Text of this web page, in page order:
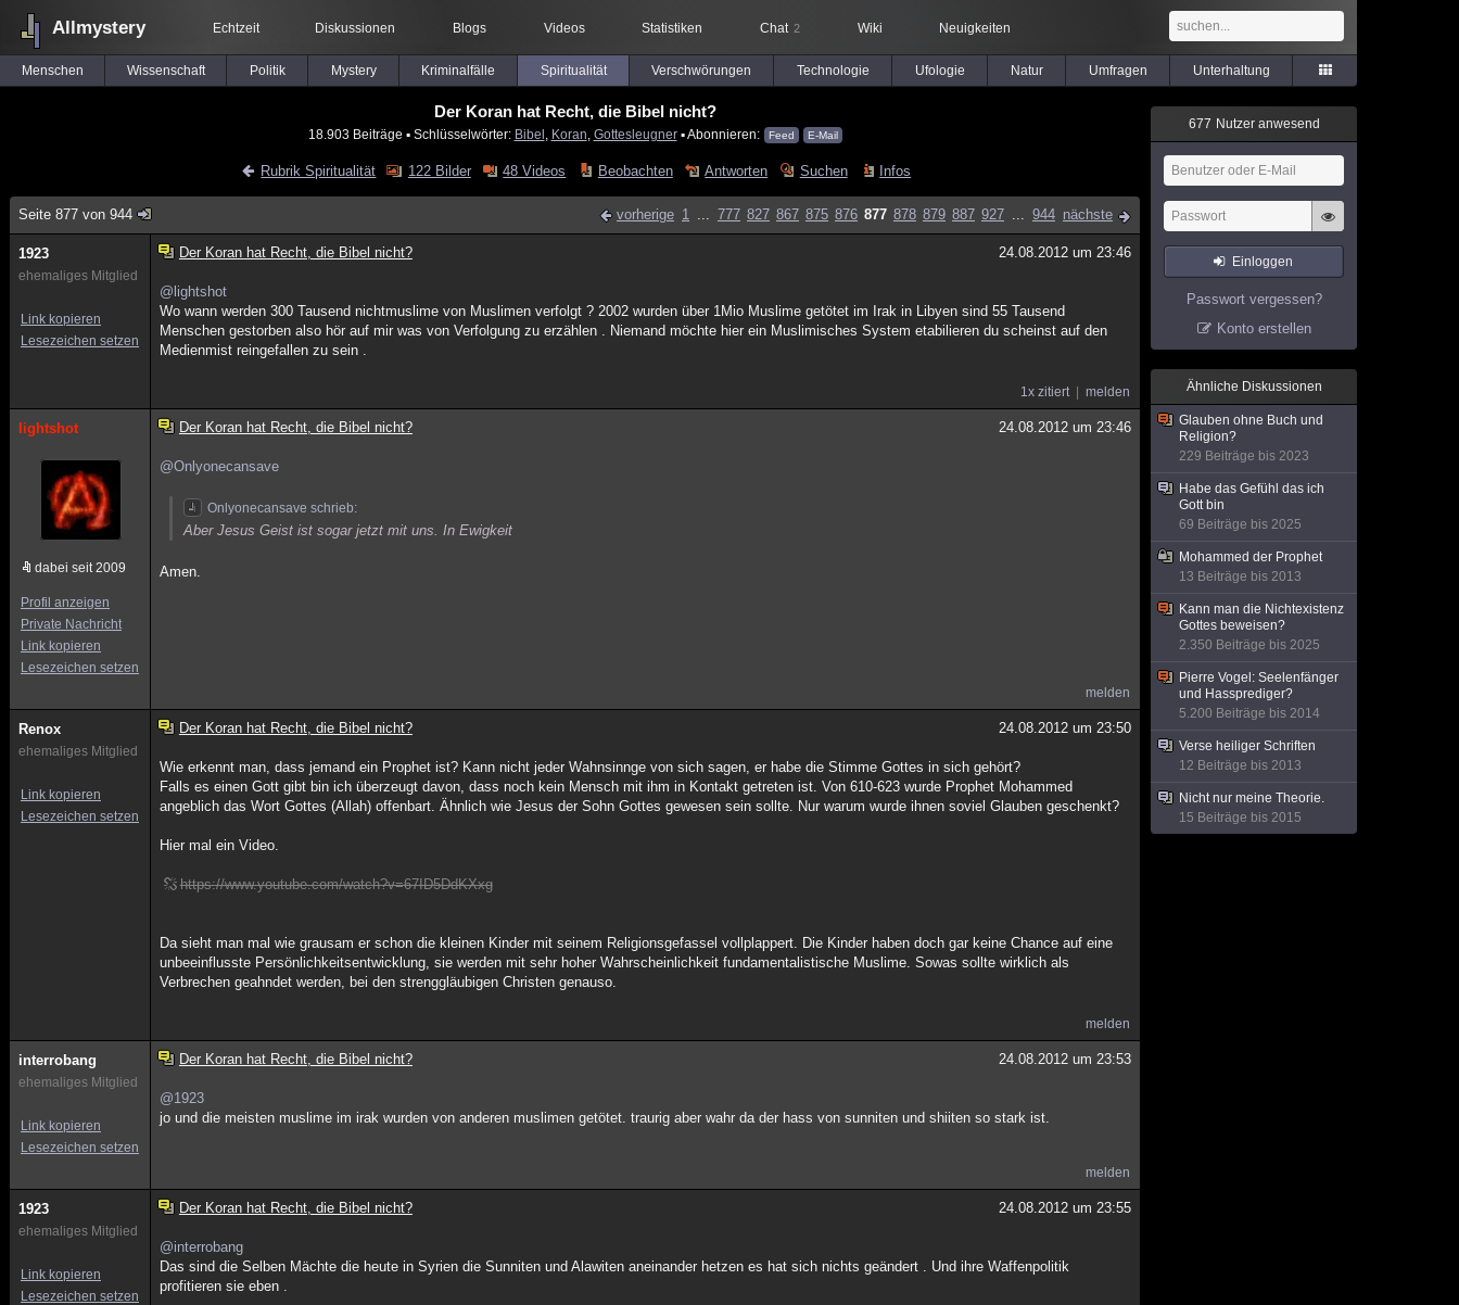
Allmystery Echtzeit Diskussionen Blogs Videos Statistiken Chat 2 Wiki Neuigkeiten
Menschen Wissenschaft Politik Mystery Kriminalfälle Spiritualität Verschwörungen Technologie Ufologie Natur Umfragen Unterhaltung
Der Koran hat Recht, die Bibel nicht?
18.903 Beiträge ▪ Schlüsselwörter: Bibel Koran Gottesleugner▪ Abonnieren: Feed E-Mail
Rubrik Spiritualität 122 Bilder 48 Videos Beobachten Antworten Suchen Infos
Seite 877 von 944 vorherige 1 ... 777 827 867 875 876 877 878 879 887 927 ... 944 nächste
1923
ehemaliges Mitglied
Link kopieren
Lesezeichen setzen
Der Koran hat Recht, die Bibel nicht? 24.08.2012 um 23:46
@lightshot
Wo wann werden 300 Tausend nichtmuslime von Muslimen verfolgt ? 2002 wurden über 1Mio Muslime getötet im Irak in Libyen sind 55 Tausend
Menschen gestorben also hör auf mir was von Verfolgung zu erzählen . Niemand möchte hier ein Muslimisches System etabilieren du scheinst auf den
Medienmist reingefallen zu sein .
1x zitiert melden
lightshot
dabei seit 2009
Profil anzeigen
Private Nachricht
Link kopieren
Lesezeichen setzen
Der Koran hat Recht, die Bibel nicht? 24.08.2012 um 23:46
@Onlyonecansave
Onlyonecansave schrieb:
Aber Jesus Geist ist sogar jetzt mit uns. In Ewigkeit
Amen.
melden
Renox
ehemaliges Mitglied
Link kopieren
Lesezeichen setzen
Der Koran hat Recht, die Bibel nicht? 24.08.2012 um 23:50
Wie erkennt man, dass jemand ein Prophet ist? Kann nicht jeder Wahnsinnge von sich sagen, er habe die Stimme Gottes in sich gehört?
Falls es einen Gott gibt bin ich überzeugt davon, dass noch kein Mensch mit ihm in Kontakt getreten ist. Von 610-623 wurde Prophet Mohammed
angeblich das Wort Gottes (Allah) offenbart. Ähnlich wie Jesus der Sohn Gottes gewesen sein sollte. Nur warum wurde ihnen soviel Glauben geschenkt?
Hier mal ein Video.
https://www.youtube.com/watch?v=67ID5DdKXxg
Da sieht man mal wie grausam er schon die kleinen Kinder mit seinem Religionsgefassel vollplappert. Die Kinder haben doch gar keine Chance auf eine
unbeeinflusste Persönlichkeitsentwicklung, sie werden mit sehr hoher Wahrscheinlichkeit fundamentalistische Muslime. Sowas sollte wirklich als
Verbrechen geahndet werden, bei den strenggläubigen Christen genauso.
melden
interrobang
ehemaliges Mitglied
Link kopieren
Lesezeichen setzen
Der Koran hat Recht, die Bibel nicht? 24.08.2012 um 23:53
@1923
jo und die meisten muslime im irak wurden von anderen muslimen getötet. traurig aber wahr da der hass von sunniten und shiiten so stark ist.
melden
1923
ehemaliges Mitglied
Link kopieren
Lesezeichen setzen
Der Koran hat Recht, die Bibel nicht? 24.08.2012 um 23:55
@interrobang
Das sind die Selben Mächte die heute in Syrien die Sunniten und Alawiten aneinander hetzen es hat sich nichts geändert . Und ihre Waffenpolitik
profitieren sie eben .
677 Nutzer anwesend
Einloggen
Passwort vergessen?
Konto erstellen
Ähnliche Diskussionen
Glauben ohne Buch und
Religion?
229 Beiträge bis 2023
Habe das Gefühl das ich
Gott bin
69 Beiträge bis 2025
Mohammed der Prophet
13 Beiträge bis 2013
Kann man die Nichtexistenz
Gottes beweisen?
2.350 Beiträge bis 2025
Pierre Vogel: Seelenfänger
und Hassprediger?
5.200 Beiträge bis 2014
Verse heiliger Schriften
12 Beiträge bis 2013
Nicht nur meine Theorie.
15 Beiträge bis 2015